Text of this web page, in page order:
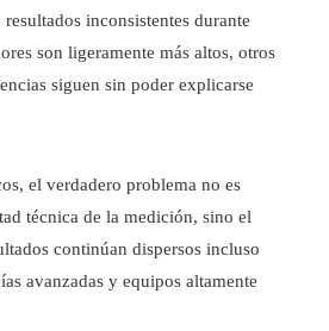
inconsistentes durante
son ligeramente más altos, otros
siguen sin poder explicarse
el verdadero problema no es
técnica de la medición, sino el
continúan dispersos incluso
avanzadas y equipos altamente